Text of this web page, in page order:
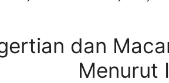
dan
Menurut